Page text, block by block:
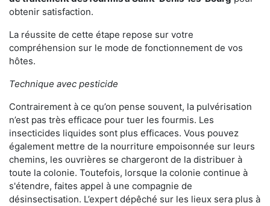
obtenir satisfaction.
La réussite de cette étape repose sur votre
compréhension sur le mode de fonctionnement de vos
hôtes.
Technique avec pesticide
Contrairement à ce qu’on pense souvent, la pulvérisation
n’est pas très efficace pour tuer les fourmis. Les
insecticides liquides sont plus efficaces. Vous pouvez
également mettre de la nourriture empoisonnée sur leurs
chemins, les ouvrières se chargeront de la distribuer à
toute la colonie. Toutefois, lorsque la colonie continue à
s'étendre, faites appel à une compagnie de
désinsectisation. L’expert dépêché sur les lieux sera plus à